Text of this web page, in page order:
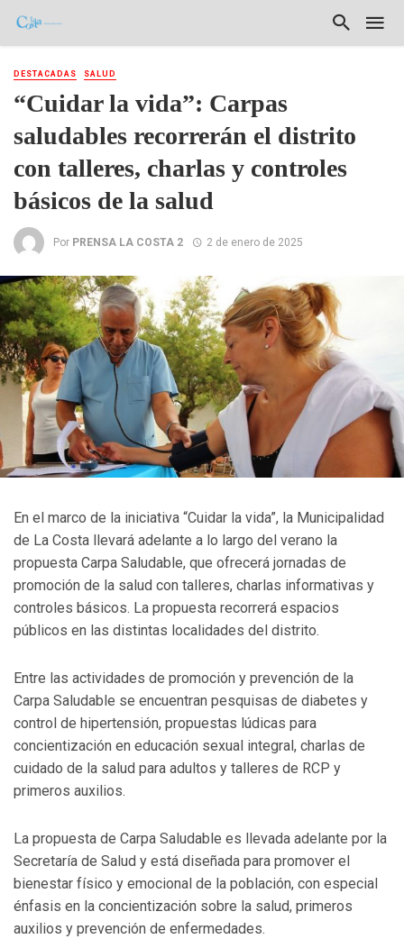
DESTACADAS SALUD
“Cuidar la vida”: Carpas
saludables recorrerán el distrito
con talleres, charlas y controles
básicos de la salud
Por PRENSA LA COSTA 2 2 de enero de 2025
En el marco de la iniciativa “Cuidar la vida”, la Municipalidad
de La Costa llevará adelante a lo largo del verano la
propuesta Carpa Saludable, que ofrecerá jornadas de
promoción de la salud con talleres, charlas informativas y
controles básicos. La propuesta recorrerá espacios
públicos en las distintas localidades del distrito.
Entre las actividades de promoción y prevención de la
Carpa Saludable se encuentran pesquisas de diabetes y
control de hipertensión, propuestas lúdicas para
concientización en educación sexual integral, charlas de
cuidado de la salud para adultos y talleres de RCP y
primeros auxilios.
La propuesta de Carpa Saludable es llevada adelante por la
Secretaría de Salud y está diseñada para promover el
bienestar físico y emocional de la población, con especial
énfasis en la concientización sobre la salud, primeros
auxilios y prevención de enfermedades.